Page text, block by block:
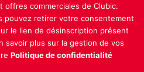
offres commerciales de Clubic.
pouvez retirer votre consentement
le lien de désinscription présent
savoir plus sur la gestion de vos
Politique de confidentialité